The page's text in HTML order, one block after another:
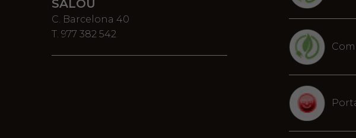
SALOU
C. Barcelona 40
T. 977 382 542